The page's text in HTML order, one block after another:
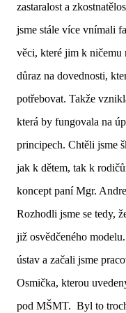
zastaralost a
jsme stále více vnímali
věci, které jim k ničemu
důraz na dovednosti,
potřebovat. Takže
která by fungovala na
principech. Chtěli jsme
jak k dětem, tak k
koncept paní Mgr.
Rozhodli jsme se tedy,
již osvědčeného
ústav a začali jsme
Osmička, kterou
pod MŠMT. Byl to